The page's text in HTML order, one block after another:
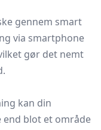
gennem smart
via smartphone
gør det nemt
kan din
end blot et område